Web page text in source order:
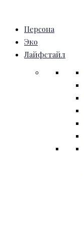
Персона
Эко
Лайфстайл